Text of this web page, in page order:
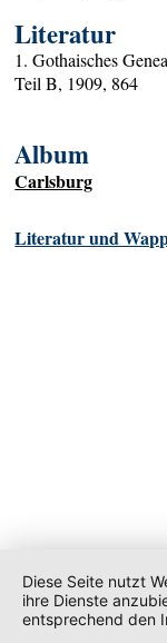
Literatur
1. Gothaisches
Teil B, 1909, 864
Album
Carlsburg
Literatur und
Diese Seite nutzt
ihre Dienste
entsprechend den